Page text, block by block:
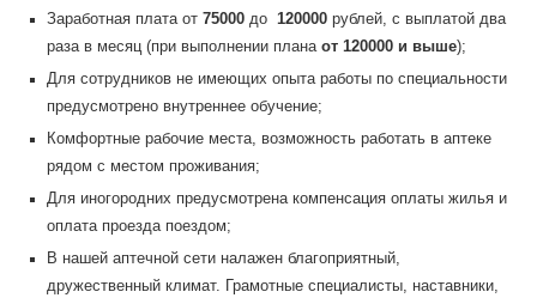
Заработная плата от 75000 до 120000 рублей, с выплатой два
раза в месяц (при выполнении плана от 120000 и выше);
Для сотрудников не имеющих опыта работы по специальности
предусмотрено внутреннее обучение;
Комфортные рабочие места, возможность работать в аптеке
рядом с местом проживания;
Для иногородних предусмотрена компенсация оплаты жилья и
оплата проезда поездом;
В нашей аптечной сети налажен благоприятный,
дружественный климат. Грамотные специалисты, наставники,